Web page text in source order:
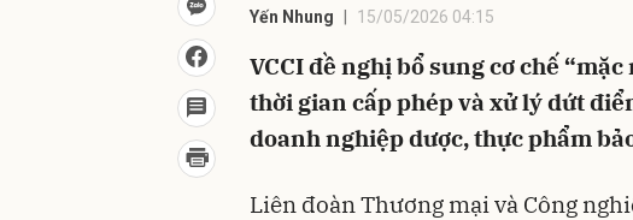
Yến Nhung 15/05/2026 04:15
VCCI đề nghị bổ sung cơ chế
thời gian cấp phép và xử lý dứt
doanh nghiệp dược, thực phẩm
Liên đoàn Thương mại và Công